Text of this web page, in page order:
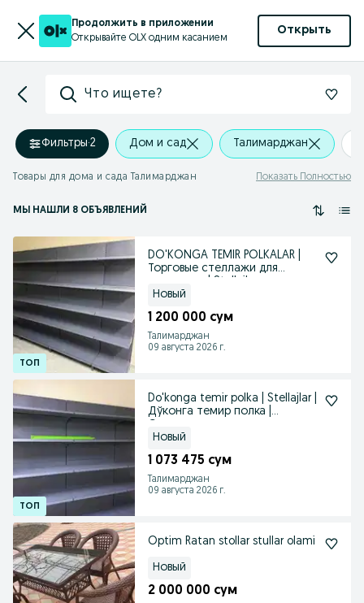
Продолжить в приложении
Открывайте OLX одним касанием
Открыть
Что ищете?
Фильтры·2 Дом и сад Талимарджан
Товары для дома и сада Талимарджан Показать Полностью
МЫ НАШЛИ 8 ОБЪЯВЛЕНИЙ
DO'KONGA TEMIR POLKALAR |
Торговые стеллажи для
Новый
1 200 000 сум
Талимарджан
09 августа 2026 г.
Do'konga temir polka | Stellajlar |
Дўконга темир полка |
Новый
1 073 475 сум
Талимарджан
09 августа 2026 г.
Optim Ratan stollar stullar olami
Новый
2 000 000 сум